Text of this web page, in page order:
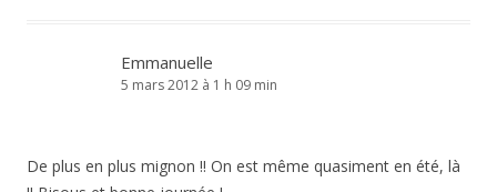
Emmanuelle
5 mars 2012 à 1 h 09 min
De plus en plus mignon !! On est même quasiment en été, là